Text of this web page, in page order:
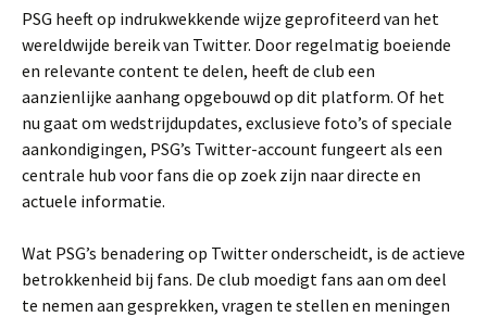
PSG heeft op indrukwekkende wijze geprofiteerd van het
wereldwijde bereik van Twitter. Door regelmatig boeiende
en relevante content te delen, heeft de club een
aanzienlijke aanhang opgebouwd op dit platform. Of het
nu gaat om wedstrijdupdates, exclusieve foto’s of speciale
aankondigingen, PSG’s Twitter-account fungeert als een
centrale hub voor fans die op zoek zijn naar directe en
actuele informatie.
Wat PSG’s benadering op Twitter onderscheidt, is de actieve
betrokkenheid bij fans. De club moedigt fans aan om deel
te nemen aan gesprekken, vragen te stellen en meningen